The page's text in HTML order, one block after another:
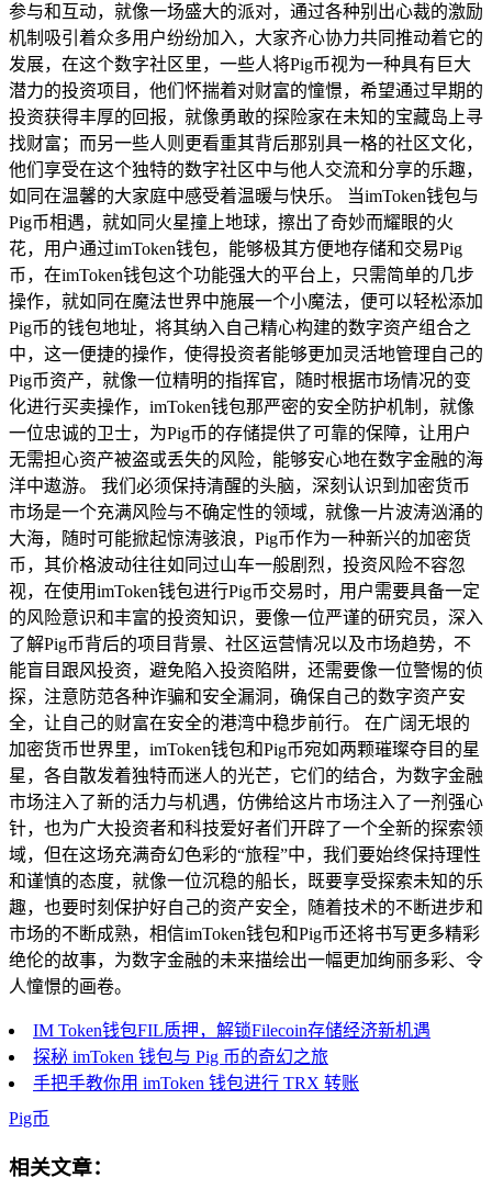
参与和互动，就像一场盛大的派对，通过各种别出心裁的激励
机制吸引着众多用户纷纷加入，大家齐心协力共同推动着它的
发展，在这个数字社区里，一些人将Pig币视为一种具有巨大
潜力的投资项目，他们怀揣着对财富的憧憬，希望通过早期的
投资获得丰厚的回报，就像勇敢的探险家在未知的宝藏岛上寻
找财富；而另一些人则更看重其背后那别具一格的社区文化，
他们享受在这个独特的数字社区中与他人交流和分享的乐趣，
如同在温馨的大家庭中感受着温暖与快乐。 当imToken钱包与
Pig币相遇，就如同火星撞上地球，擦出了奇妙而耀眼的火
花，用户通过imToken钱包，能够极其方便地存储和交易Pig
币，在imToken钱包这个功能强大的平台上，只需简单的几步
操作，就如同在魔法世界中施展一个小魔法，便可以轻松添加
Pig币的钱包地址，将其纳入自己精心构建的数字资产组合之
中，这一便捷的操作，使得投资者能够更加灵活地管理自己的
Pig币资产，就像一位精明的指挥官，随时根据市场情况的变
化进行买卖操作，imToken钱包那严密的安全防护机制，就像
一位忠诚的卫士，为Pig币的存储提供了可靠的保障，让用户
无需担心资产被盗或丢失的风险，能够安心地在数字金融的海
洋中遨游。 我们必须保持清醒的头脑，深刻认识到加密货币
市场是一个充满风险与不确定性的领域，就像一片波涛汹涌的
大海，随时可能掀起惊涛骇浪，Pig币作为一种新兴的加密货
币，其价格波动往往如同过山车一般剧烈，投资风险不容忽
视，在使用imToken钱包进行Pig币交易时，用户需要具备一定
的风险意识和丰富的投资知识，要像一位严谨的研究员，深入
了解Pig币背后的项目背景、社区运营情况以及市场趋势，不
能盲目跟风投资，避免陷入投资陷阱，还需要像一位警惕的侦
探，注意防范各种诈骗和安全漏洞，确保自己的数字资产安
全，让自己的财富在安全的港湾中稳步前行。 在广阔无垠的
加密货币世界里，imToken钱包和Pig币宛如两颗璀璨夺目的星
星，各自散发着独特而迷人的光芒，它们的结合，为数字金融
市场注入了新的活力与机遇，仿佛给这片市场注入了一剂强心
针，也为广大投资者和科技爱好者们开辟了一个全新的探索领
域，但在这场充满奇幻色彩的“旅程”中，我们要始终保持理性
和谨慎的态度，就像一位沉稳的船长，既要享受探索未知的乐
趣，也要时刻保护好自己的资产安全，随着技术的不断进步和
市场的不断成熟，相信imToken钱包和Pig币还将书写更多精彩
绝伦的故事，为数字金融的未来描绘出一幅更加绚丽多彩、令
人憧憬的画卷。
IM Token钱包FIL质押，解锁Filecoin存储经济新机遇
探秘 imToken 钱包与 Pig 币的奇幻之旅
手把手教你用 imToken 钱包进行 TRX 转账
Pig币
相关文章：